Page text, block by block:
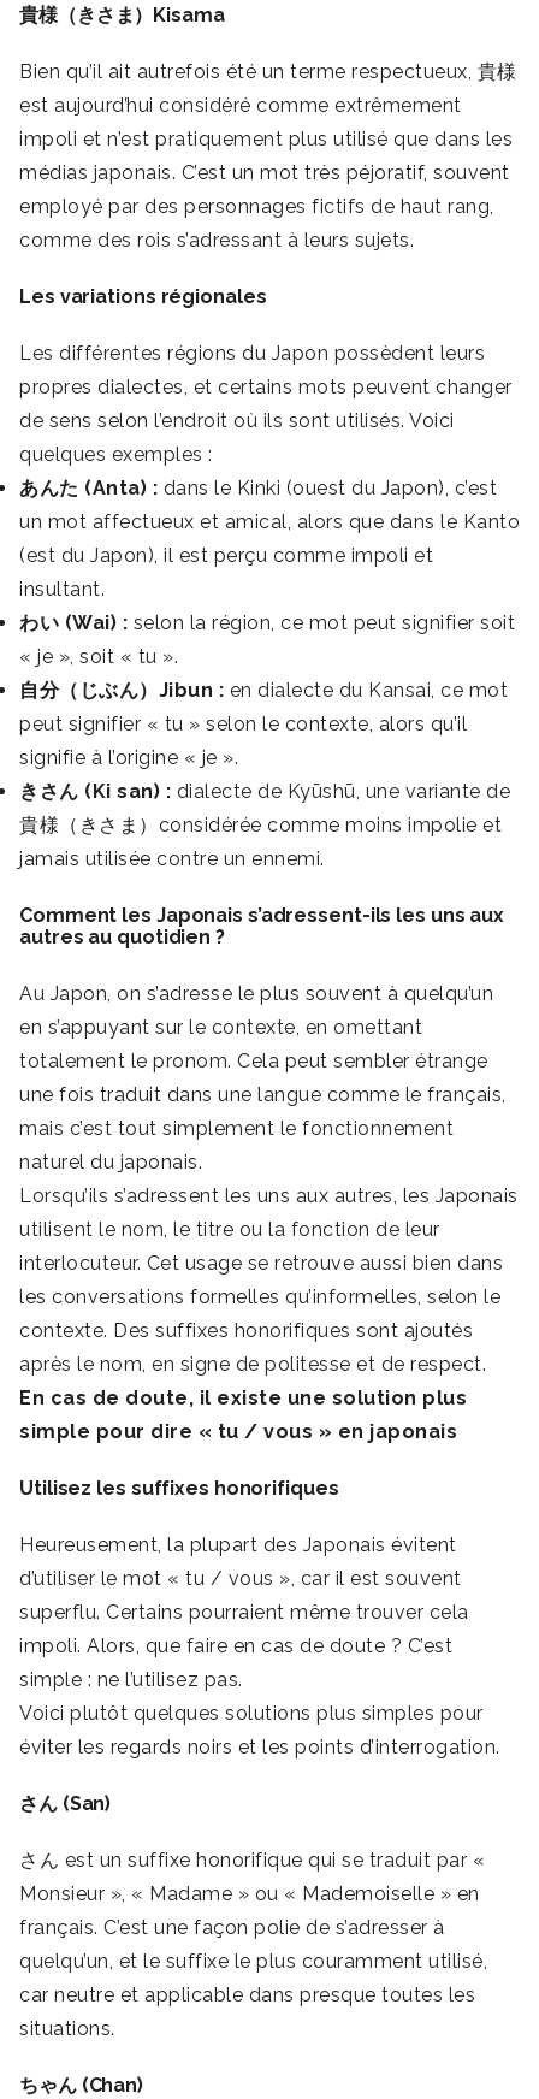
貴様（きさま）Kisama
Bien qu’il ait autrefois été un terme respectueux, 貴様
est aujourd’hui considéré comme extrêmement
impoli et n’est pratiquement plus utilisé que dans les
médias japonais. C’est un mot très péjoratif, souvent
employé par des personnages fictifs de haut rang,
comme des rois s’adressant à leurs sujets.
Les variations régionales
Les différentes régions du Japon possèdent leurs
propres dialectes, et certains mots peuvent changer
de sens selon l’endroit où ils sont utilisés. Voici
quelques exemples :
あんた (Anta) : dans le Kinki (ouest du Japon), c’est
un mot affectueux et amical, alors que dans le Kanto
(est du Japon), il est perçu comme impoli et
insultant.
わい (Wai) : selon la région, ce mot peut signifier soit
« je », soit « tu ».
自分（じぶん）Jibun : en dialecte du Kansai, ce mot
peut signifier « tu » selon le contexte, alors qu’il
signifie à l’origine « je ».
きさん (Ki san) : dialecte de Kyūshū, une variante de
貴様（きさま）considérée comme moins impolie et
jamais utilisée contre un ennemi.
Comment les Japonais s’adressent-ils les uns aux
autres au quotidien ?
Au Japon, on s’adresse le plus souvent à quelqu’un
en s’appuyant sur le contexte, en omettant
totalement le pronom. Cela peut sembler étrange
une fois traduit dans une langue comme le français,
mais c’est tout simplement le fonctionnement
naturel du japonais.
Lorsqu’ils s’adressent les uns aux autres, les Japonais
utilisent le nom, le titre ou la fonction de leur
interlocuteur. Cet usage se retrouve aussi bien dans
les conversations formelles qu’informelles, selon le
contexte. Des suffixes honorifiques sont ajoutés
après le nom, en signe de politesse et de respect.
En cas de doute, il existe une solution plus
simple pour dire « tu / vous » en japonais
Utilisez les suffixes honorifiques
Heureusement, la plupart des Japonais évitent
d’utiliser le mot « tu / vous », car il est souvent
superflu. Certains pourraient même trouver cela
impoli. Alors, que faire en cas de doute ? C’est
simple : ne l’utilisez pas.
Voici plutôt quelques solutions plus simples pour
éviter les regards noirs et les points d’interrogation.
さん (San)
さん est un suffixe honorifique qui se traduit par «
Monsieur », « Madame » ou « Mademoiselle » en
français. C’est une façon polie de s’adresser à
quelqu’un, et le suffixe le plus couramment utilisé,
car neutre et applicable dans presque toutes les
situations.
ちゃん (Chan)